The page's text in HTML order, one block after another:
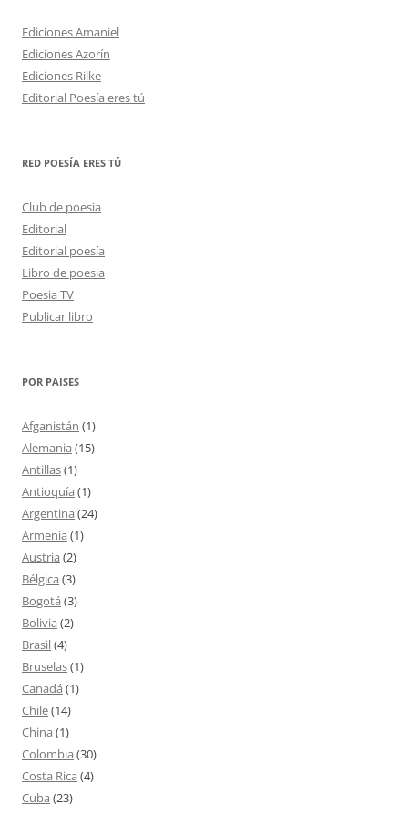
Ediciones Amaniel
Ediciones Azorín
Ediciones Rilke
Editorial Poesía eres tú
RED POESÍA ERES TÚ
Club de poesia
Editorial
Editorial poesía
Libro de poesia
Poesia TV
Publicar libro
POR PAISES
Afganistán (1)
Alemania (15)
Antillas(1)
Antioquía (1)
Argentina (24)
Armenia (1)
Austria (2)
Bélgica (3)
Bogotá (3)
Bolivia (2)
Brasil(4)
Bruselas(1)
Canadá (1)
Chile(14)
China (1)
Colombia (30)
Costa Rica (4)
Cuba (23)